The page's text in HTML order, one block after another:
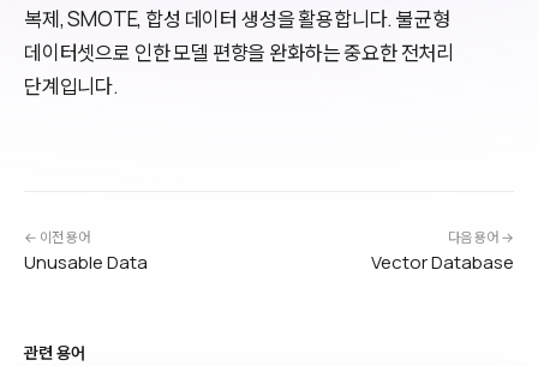
복제, SMOTE, 합성 데이터 생성을 활용합니다. 불균형
데이터셋으로 인한 모델 편향을 완화하는 중요한 전처리
단계입니다.
← 이전 용어
Unusable Data
다음 용어 →
Vector Database
관련 용어